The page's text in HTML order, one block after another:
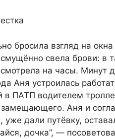
бросила взгляд на
свела брови: в
на часы. Минут
Аня устроилась
ПАТП водителем
Аня и
уже дали путёвку,
дочка”, —